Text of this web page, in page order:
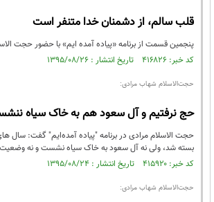
قلب سالم، از دشمنان خدا متنفر است
پنجمین قسمت از برنامه «پیاده آمده ایم» با حضور حجت
کد خبر: ۴۱۶۸۲۶ تاریخ انتشار : ۱۳۹۵/۰۸/۲۶
حجت‌الاسلام شهاب مرادی:
حج نرفتیم و آل سعود هم به خاک سیاه
حجت الاسلام مرادی در برنامه "پیاده آمده‌ایم" گفت: سال
بسته شد، ولی نه آل سعود به خاک سیاه نشست و نه وضعیت
کد خبر: ۴۱۵۹۲۰ تاریخ انتشار : ۱۳۹۵/۰۸/۲۴
حجت‌الاسلام شهاب مرادی: